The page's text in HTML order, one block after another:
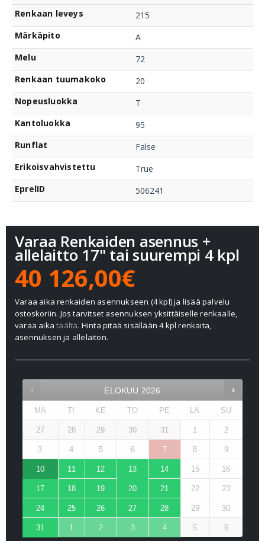
Renkaan leveys
215
Märkäpito
A
Melu
72
Renkaan tuumakoko
20
Nopeusluokka
T
Kantoluokka
95
Runflat
False
Erikoisvahvistettu
True
EprelID
506241
Varaa Renkaiden asennus +
allelaitto 17" tai suurempi 4 kpl
40 126,00€
Varaa aika renkaiden asennukseen (4 kpl) ja lisää palvelu
ostoskoriin. Jos tarvitset asennuksen yksittäiselle renkaalle,
varaa aikatäältä. Hinta pitää sisällään 4 kpl renkaita,
asennuksen ja allelaiton.
ELOKUU 2026
MA TI KE TO PE LA SU
27 28 29 30 31 1 2
3 4 5 6 7 8 9
10 11 12 13 14 15 16
17 18 19 20 21 22 23
24 25 26 27 28 29 30
31 1 2 3 4 5 6